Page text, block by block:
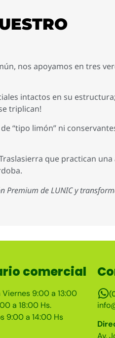
nos apoyamos en tres
intactos en su
triplican!
“tipo limón” ni
que practican
Premium de LUNIC y
comercial
Viernes 9:00 a 13:00
a 18:00 Hs.
9:00 a 14:00 Hs
Av.